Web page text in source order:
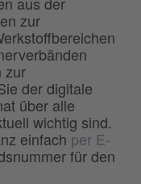
zur
zur
der digitale
über alle
wichtig sind.
einfach per E-
für den